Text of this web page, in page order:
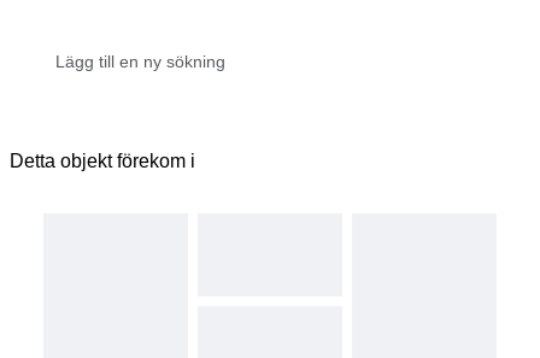
Detta objekt förekom i